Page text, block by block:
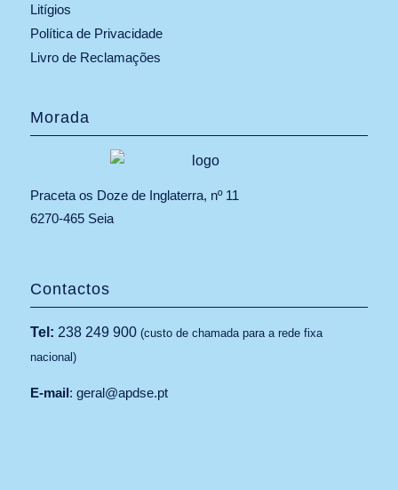
Litígios
Política de Privacidade
Livro de Reclamações
Morada
Praceta os Doze de Inglaterra, nº 11
6270-465 Seia
Contactos
Tel: 238 249 900(custo de chamada para a rede fixa
nacional)
E-mail: geral@apdse.pt